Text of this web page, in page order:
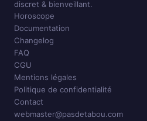
discret & bienveillant.
Horoscope
Documentation
Changelog
FAQ
CGU
Mentions légales
Politique de confidentialité
Contact
webmaster@pasdetabou.com